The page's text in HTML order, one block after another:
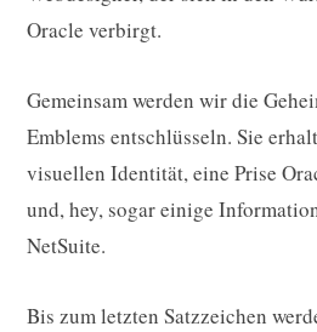
Oracle verbirgt.
Gemeinsam werden wir die
Emblems entschlüsseln. Sie
visuellen Identität, eine Prise
und, hey, sogar einige
NetSuite.
Bis zum letzten Satzzeichen